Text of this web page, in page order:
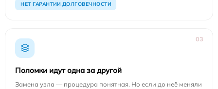
НЕТ ГАРАНТИИ ДОЛГОВЕЧНОСТИ
03
Поломки идут одна за другой
Замена узла — процедура понятная. Но если до неё меняли